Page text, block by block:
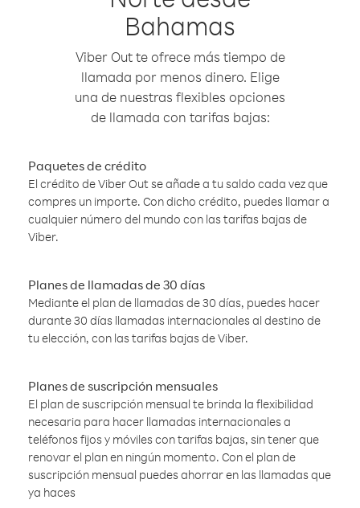
Bahamas
Viber Out te ofrece más tiempo de
llamada por menos dinero. Elige
una de nuestras flexibles opciones
de llamada con tarifas bajas:
Paquetes de crédito
El crédito de Viber Out se añade a tu saldo cada vez que
compres un importe. Con dicho crédito, puedes llamar a
cualquier número del mundo con las tarifas bajas de
Viber.
Planes de llamadas de 30 días
Mediante el plan de llamadas de 30 días, puedes hacer
durante 30 días llamadas internacionales al destino de
tu elección, con las tarifas bajas de Viber.
Planes de suscripción mensuales
El plan de suscripción mensual te brinda la flexibilidad
necesaria para hacer llamadas internacionales a
teléfonos fijos y móviles con tarifas bajas, sin tener que
renovar el plan en ningún momento. Con el plan de
suscripción mensual puedes ahorrar en las llamadas que
ya haces